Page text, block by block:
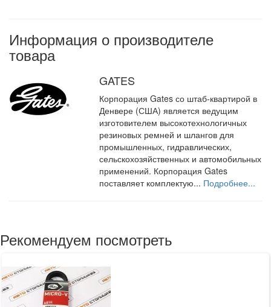
Информация о производителе
товара
GATES
Корпорация Gates со штаб-квартирой в
Денвере (США) является ведущим
изготовителем высокотехнологичных
резиновых ремней и шлангов для
промышленных, гидравлических,
сельскохозяйственных и автомобильных
применений. Корпорация Gates
поставляет комплектую... Подробнее...
Рекомендуем посмотреть